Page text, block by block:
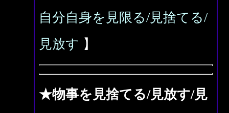
自分自身を見限る/見捨てる/
見放す 】
★物事を見捨てる/見放す/見